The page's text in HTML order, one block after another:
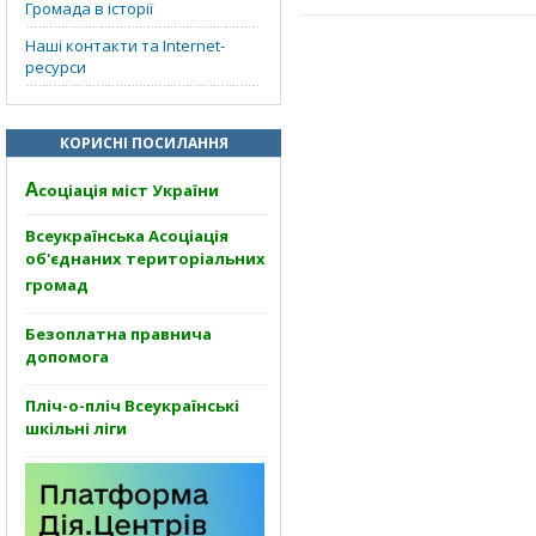
Громада в історії
Наші контакти та Internet-
ресурси
КОРИСНІ ПОСИЛАННЯ
Асоціація міст України
Всеукраїнська Асоціація
об'єднаних територіальних
громад
Безоплатна правнича
допомога
Пліч-о-пліч Всеукраїнські
шкільні ліги